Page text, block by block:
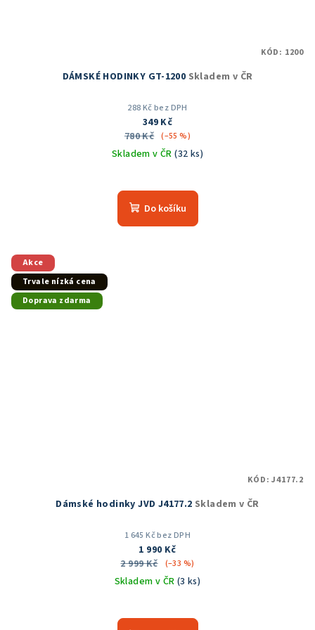
DÁMSKÉ HODINKY GT-1200 Skladem v ČR
288 Kč bez DPH
349 Kč
780 Kč (–55 %)
Skladem v ČR(32 ks)
hodnocení
produktu
Do košíku
KÓD: 1200
Akce
Trvale nízká cena
Doprava zdarma
Dámské hodinky JVD J4177.2 Skladem v ČR
1 645 Kč bez DPH
1 990 Kč
2 999 Kč
(–33 %)
Skladem v ČR (3 ks)
hodnocení
KÓD:J4177.2